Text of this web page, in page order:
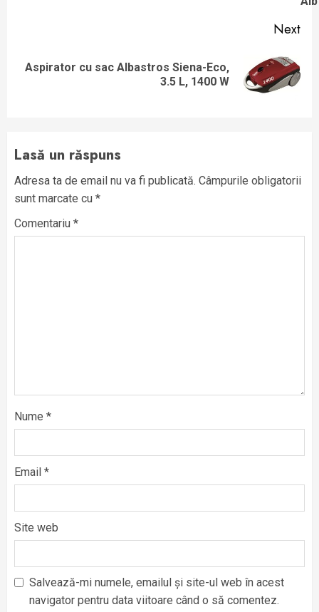
Next
Next
Aspirator cu sac Albastros Siena-Eco,
3.5 L, 1400 W
Lasă un răspuns
Adresa ta de email nu va fi publicată. Câmpurile obligatorii
sunt marcate cu *
Comentariu *
Nume *
Email *
Site web
Salvează-mi numele, emailul și site-ul web în acest
navigator pentru data viitoare când o să comentez.